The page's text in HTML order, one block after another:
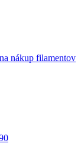
nákup filamentov